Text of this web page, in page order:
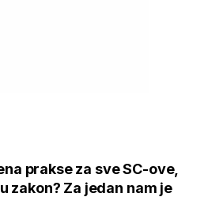
prakse za sve SC-ove,
zakon? Za jedan nam je